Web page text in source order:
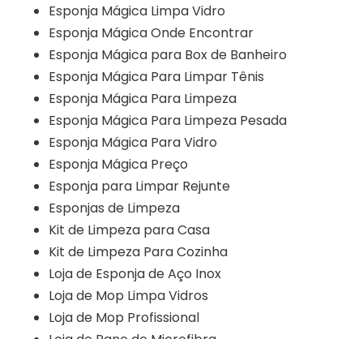
Esponja Mágica Limpa Vidro
Esponja Mágica Onde Encontrar
Esponja Mágica para Box de Banheiro
Esponja Mágica Para Limpar Tênis
Esponja Mágica Para Limpeza
Esponja Mágica Para Limpeza Pesada
Esponja Mágica Para Vidro
Esponja Mágica Preço
Esponja para Limpar Rejunte
Esponjas de Limpeza
Kit de Limpeza para Casa
Kit de Limpeza Para Cozinha
Loja de Esponja de Aço Inox
Loja de Mop Limpa Vidros
Loja de Mop Profissional